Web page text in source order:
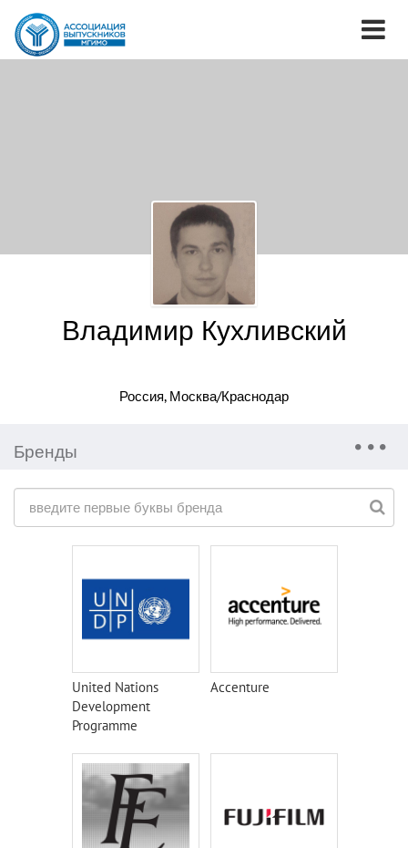
Владимир Кухливский
Россия, Москва/Краснодар
Бренды
United Nations
Development
Programme
Accenture